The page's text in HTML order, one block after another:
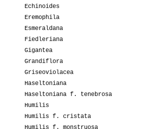
Echinoides
Eremophila
Esmeraldana
Fiedleriana
Gigantea
Grandiflora
Griseoviolacea
Haseltoniana
Haseltoniana f. tenebrosa
Humilis
Humilis f. cristata
Humilis f. monstruosa